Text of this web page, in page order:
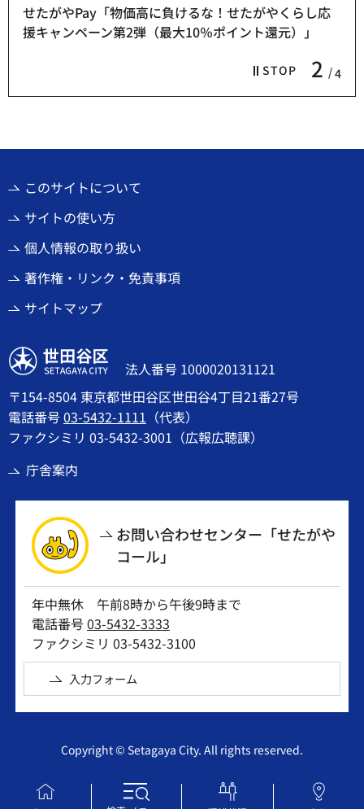
STOP 2 4
せたがやPay「物価高に負けるな！せたがやくらし応
援キャンペーン第2弾（最大10％ポイント還元）」
このサイトについて
サイトの使い方
個人情報の取り扱い
著作権・リンク・免責事項
サイトマップ
世田谷区
法人番号 1000020131121
〒154-8504 東京都世田谷区世田谷4丁目21番27号
電話番号03-5432-1111 （代表）
ファクシミリ 03-5432-3001（広報広聴課）
庁舎案内
お問い合わせセンター「せたがや
コール」
年中無休 午前8時から午後9時まで
電話番号03-5432-3333
ファクシミリ 03-5432-3100
入力フォーム
Copyright © Setagaya City. All rights reserved.